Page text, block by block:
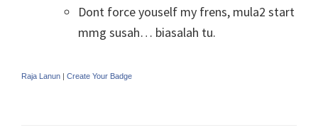
Dont force youself my frens, mula2 start
mmg susah… biasalah tu.
Raja Lanun | Create Your Badge